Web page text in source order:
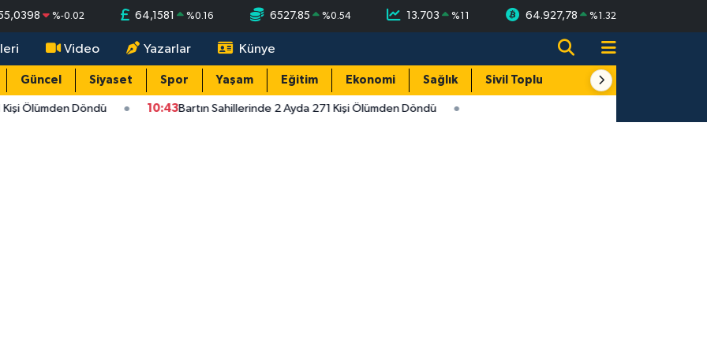
%-0.02 64,1581 %0.16 6527.85 %0.54 13.703 %11 64.927,78 %1.32
Video Yazarlar Künye
Güncel Siyaset Spor Yaşam Eğitim Ekonomi Sağlık Sivil Toplum Turizm
Ölümden Döndü 10:43Bartın Sahillerinde 2 Ayda 271 Kişi Ölümden Döndü